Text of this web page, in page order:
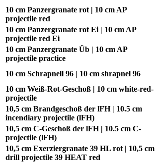
10 cm Panzergranate rot | 10 cm AP
projectile red
10 cm Panzergranate rot Ei | 10 cm AP
projectile red Ei
10 cm Panzergranate Üb | 10 cm AP
projectile practice
10 cm Schrapnell 96 | 10 cm shrapnel 96
10 cm Weiß-Rot-Geschoß | 10 cm white-red-
projectile
10,5 cm Brandgeschoß der lFH | 10.5 cm
incendiary projectile (lFH)
10,5 cm C-Geschoß der lFH | 10.5 cm C-
projectile (lFH)
10,5 cm Exerziergranate 39 HL rot | 10,5 cm
drill projectile 39 HEAT red